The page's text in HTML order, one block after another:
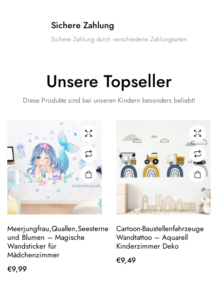
Sichere Zahlung
Sichere Zahlung durch verschiedene Zahlungsarten
Unsere Topseller
Diese Produkte sind bei unseren Kindern besonders beliebt!
Meerjungfrau,Quallen,Seesterne
und Blumen – Magische
Wandsticker für
Mädchenzimmer
€9,99
Cartoon-Baustellenfahrzeuge
Wandtattoo – Aquarell
Kinderzimmer Deko
€9,49